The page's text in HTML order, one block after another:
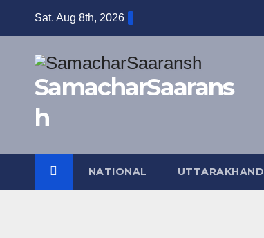
Sat. Aug 8th, 2026
SamacharSaarans
h
NATIONAL UTTARAKHAND